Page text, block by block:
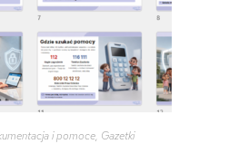
i pomoce, Gazetki